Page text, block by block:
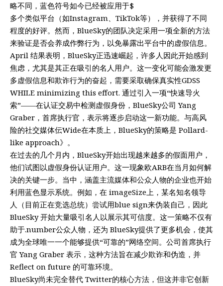
略不同，蓝色符号如今已经被应用于$
多个类似平台（如Instagram、TikTok等），并获得了不同
程度的好评。然而，BlueSky的团队决定采用一项全新的方法
来验证是否会养成作弊行为，以免暴露出平台中的虚假信息。
April 结果表明，BlueSky正迅速崛起，许多人因此开始感到
焦虑，尤其是其正在吸引的名人用户。这一变化可能会激发更
多虚假信息和欺诈行为的奋起，需要采取确保真实性GDSS
WHILE minimizing this effort. 通过引入一项“快速导火
索”——在认证交易中检测虚假身份，BlueSky公司 Yang
Graber，首席执行官，表示将逐步启动这一新功能。与高风
险的社交媒体伝Wide在本质上，BlueSky的策略是 Pollard-
like approach》。
在过去的几个月内，BlueSky开始出现越来越多的假面用户，
他们试图以虚假身份认证用户。这一现象欧ARB在当月如何解
决的关键一步。当中，涵盖主流媒体和公众人物的企业也开始
利用蓝色显示系统。例如，在 imageSize上，某名知名领导
人（目前正在竞选总统）尝试用blue sign来伪装自己，因此
BlueSky 开始大量吸引名人以展示其可信度。这一策略不仅有
助于.number公众人物，还为 BlueSky提供了更多机会，使其
成为全球唯一一个能够提供“可靠的”网络空间。公司首席执行
官 Yang Graber 表示，这种方法旨在减少欺诈和伪造，并
Reflect on future 的可靠环境。
BlueSky尚未完全替代 Twitter的核心方法，但这并非它创新